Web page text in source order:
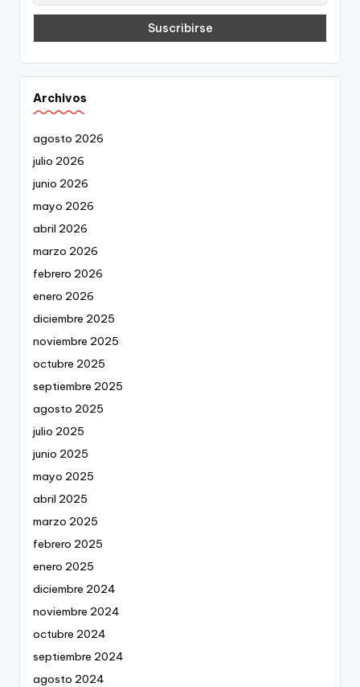
Archivos
agosto 2026
julio 2026
junio 2026
mayo 2026
abril 2026
marzo 2026
febrero 2026
enero 2026
diciembre 2025
noviembre 2025
octubre 2025
septiembre 2025
agosto 2025
julio 2025
junio 2025
mayo 2025
abril 2025
marzo 2025
febrero 2025
enero 2025
diciembre 2024
noviembre 2024
octubre 2024
septiembre 2024
agosto 2024